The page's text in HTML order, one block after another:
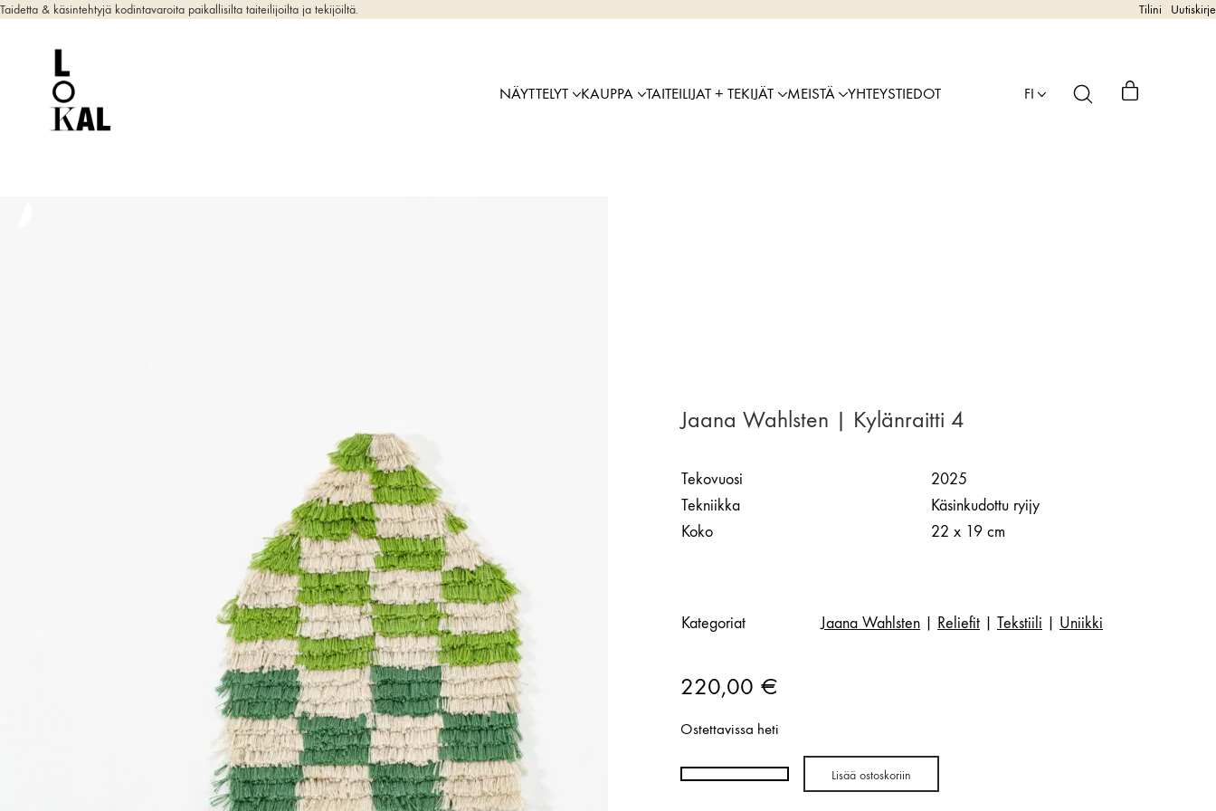
Taidetta & käsintehtyjä kodintavaroita paikallisilta taiteilijoilta ja tekijöiltä. Tilini Uutiskirje
NÄYTTELYT KAUPPA TAITEILIJAT + TEKIJÄT MEISTÄ YHTEYSTIEDOT FI
Jaana Wahlsten | Kylänraitti 4
Tekovuosi
2025
Tekniikka
Käsinkudottu ryijy
Koko
22 x 19 cm
Kategoriat Jaana Wahlsten Reliefit Tekstiili Uniikki
220,00 €
Ostettavissa heti
Jaana
Lisää ostoskoriin